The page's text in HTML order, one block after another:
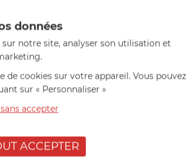
Vous avez acheté ce produit sur
données
notre site, analyser son utilisation et
de cookies sur votre appareil. Vous pouvez
sur « Personnaliser »
accepter
ACCEPTER